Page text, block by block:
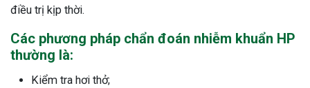
điều trị kịp thời.
Các phương pháp chẩn đoán nhiễm khuẩn HP
thường là:
Kiểm tra hơi thở;